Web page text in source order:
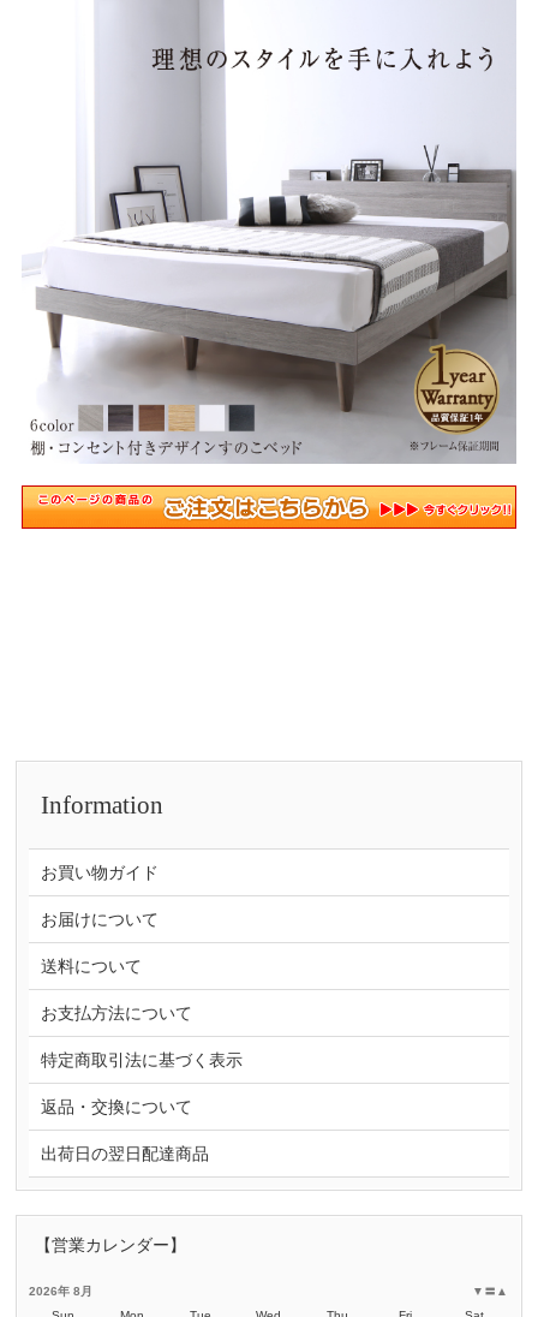
Information
お買い物ガイド
お届けについて
送料について
お支払方法について
特定商取引法に基づく表示
返品・交換について
出荷日の翌日配達商品
【営業カレンダー】
▲
〓
▼
2026年 8月